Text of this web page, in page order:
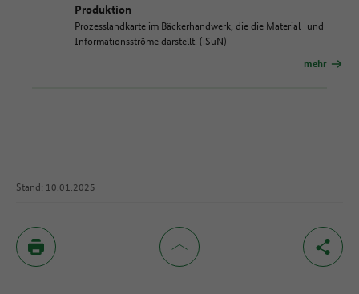
Produktion
Prozesslandkarte im Bäckerhandwerk, die die Material- und
Informationsströme darstellt. (iSuN)
mehr
Stand: 10.01.2025